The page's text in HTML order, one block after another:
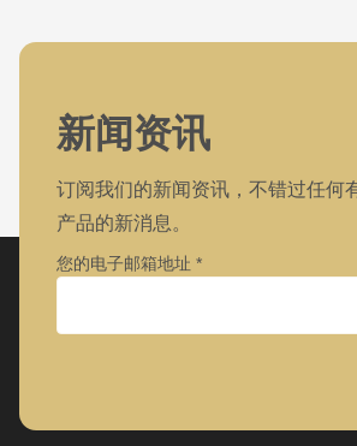
新闻资讯
订阅我们的新闻资讯，不错过任何
产品的新消息。
您的电子邮箱地址